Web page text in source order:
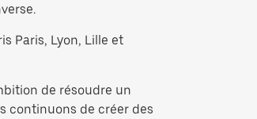
Paris, Lyon, Lille et
de résoudre un
continuons de créer des